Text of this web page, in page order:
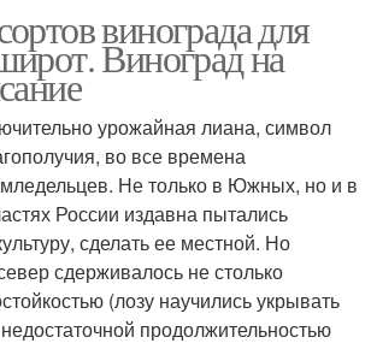
винограда для
Виноград на
урожайная лиана, символ
во все времена
Не только в Южных, но и в
России издавна пытались
сделать ее местной. Но
сдерживалось не столько
(лозу научились укрывать
продолжительностью